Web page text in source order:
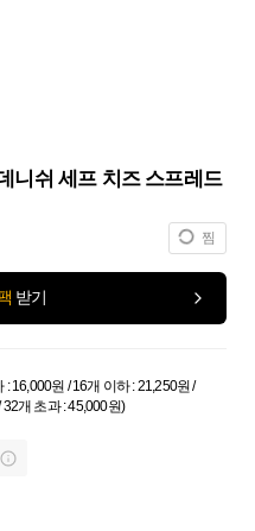
니쉬 세프 치즈 스프레드
찜
받기
16,000원 / 16개 이하 : 21,250원 /
개 초과 : 45,000원)